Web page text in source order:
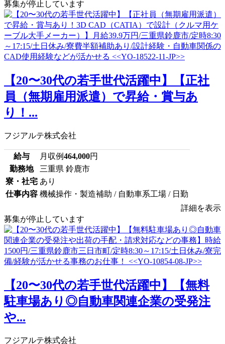
募集が停止しています
【20〜30代の若手世代活躍中】【正社
員（無期雇用派遣）で昇給・賞与あ
り！...
フジアルテ株式会社
給与 月収例464,000円
勤務地
三重県 鈴鹿市
寮・社宅 あり
仕事内容 機械操作・製造補助 / 自動車系工場 / 日勤
詳細を表示
募集が停止しています
【20〜30代の若手世代活躍中】【無料
駐車場あり◎自動車関連企業の受発注
や...
フジアルテ株式会社